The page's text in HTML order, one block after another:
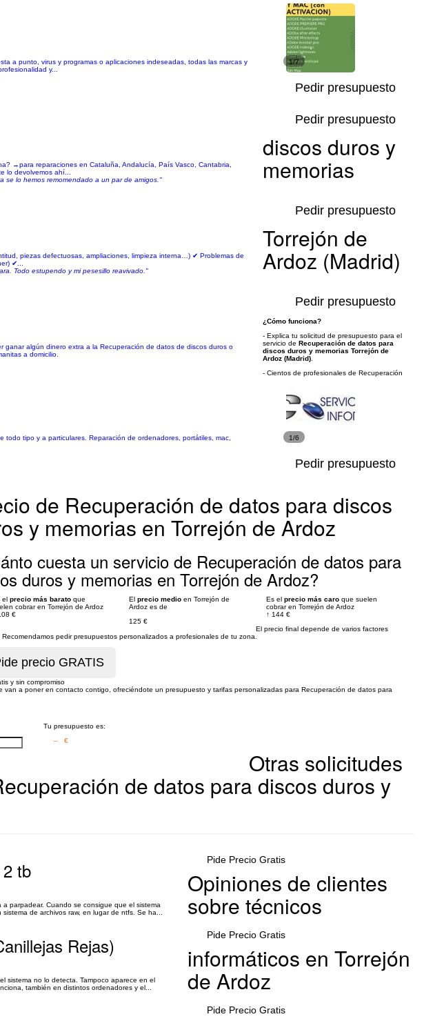
a punto, virus y programas o aplicaciones indeseadas, todas las marcas y
y...
1/7
Pedir presupuesto
→para reparaciones en Cataluña, Andalucía, País Vasco, Cantabria,
lo devolvemos ahí...
se lo hemos remomendado a un par de amigos."
Pedir presupuesto
piezas defectuosas, ampliaciones, limpieza interna…) ✔ Problemas de
✔...
Todo estupendo y mi pesesillo reavivado."
Pedir presupuesto
ganar algún dinero extra a la Recuperación de datos de discos duros o
a domicilio.
Pedir presupuesto
tipo y a particulares. Reparación de ordenadores, portátiles, mac,
1/6
Pedir presupuesto
de Recuperación de datos para discos
y memorias en Torrejón de Ardoz
cuesta un servicio de Recuperación de datos para
duros y memorias en Torrejón de Ardoz?
el precio más barato que
cobrar en Torrejón de Ardoz
€
El precio medio en Torrejón de
Ardoz es de
125 €
Es el precio más caro que suelen
cobrar en Torrejón de Ardoz
↑ 144 €
El precio final depende de varios factores
Recomendamos pedir presupuestos personalizados a profesionales de tu zona.
y sin compromiso
discos duros y
memorias
Torrejón de
Ardoz (Madrid)
¿Cómo funciona?
- Explica tu solicitud de presupuesto para el
servicio de Recuperación de datos para
discos duros y memorias Torrejón de
Ardoz (Madrid)
- Cientos de profesionales de Recuperación
a poner en contacto contigo, ofreciéndote un presupuesto y tarifas personalizadas para Recuperación de datos para
Tu presupuesto es:
– €
Otras solicitudes
de datos para discos duros y
tb
parpadear. Cuando se consigue que el sistema
de archivos raw, en lugar de ntfs. Se ha...
Pide Precio Gratis
Rejas)
sistema no lo detecta. Tampoco aparece en el
también en distintos ordenadores y el...
Pide Precio Gratis
Pide Precio Gratis
Opiniones de clientes
sobre técnicos
informáticos en Torrejón
de Ardoz